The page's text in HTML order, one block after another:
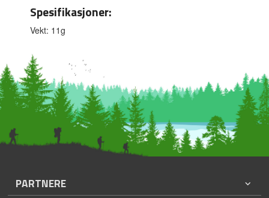
Spesifikasjoner:
Vekt: 11g
PARTNERE